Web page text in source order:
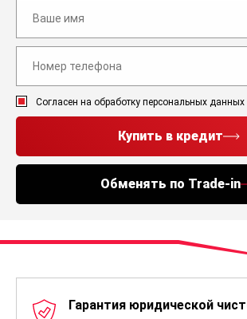
Согласен на обработку персональных данных
Купить в кредит
Обменять по Trade-in
Гарантия юридической